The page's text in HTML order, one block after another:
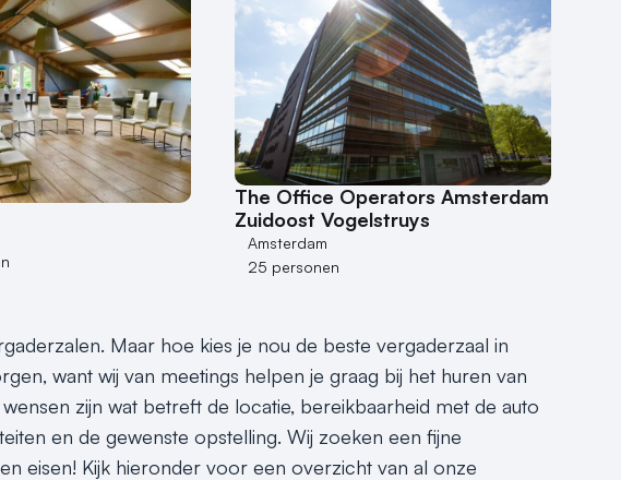
The Office Operators Amsterdam
Zuidoost Vogelstruys
Amsterdam
25 personen
Maar hoe kies je nou de beste vergaderzaal in
want wij van meetings helpen je graag bij het huren van
zijn wat betreft de locatie, bereikbaarheid met de auto
en de gewenste opstelling. Wij zoeken een fijne
eisen! Kijk hieronder voor een overzicht van al onze